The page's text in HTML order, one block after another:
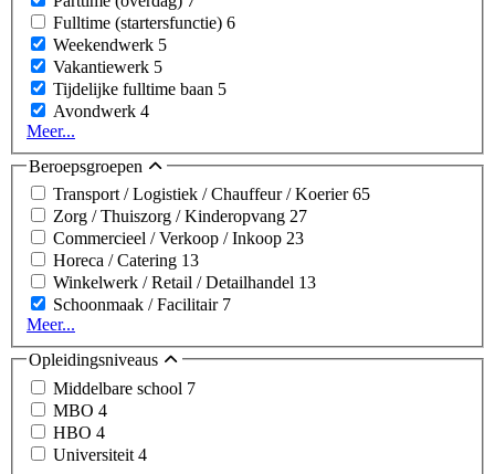
Fulltime (startersfunctie) 6
Weekendwerk 5
Vakantiewerk 5
Tijdelijke fulltime baan 5
Avondwerk 4
Meer...
Beroepsgroepen
Transport / Logistiek / Chauffeur / Koerier65
Zorg / Thuiszorg / Kinderopvang 27
Commercieel / Verkoop / Inkoop 23
Horeca / Catering 13
Winkelwerk / Retail / Detailhandel 13
Schoonmaak / Facilitair 7
Meer...
Opleidingsniveaus
Middelbare school 7
MBO 4
HBO 4
Universiteit 4